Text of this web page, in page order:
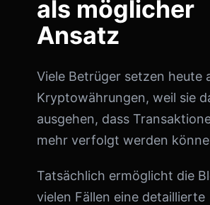
als möglicher
Ansatz
Viele Betrüger setzen heute
Kryptowährungen, weil sie
ausgehen, dass
mehr verfolgt werden
Tatsächlich ermöglicht die
vielen Fällen eine detaillierte